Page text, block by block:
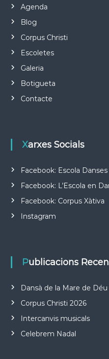
Agenda
Blog
Corpus Christi
Escoletes
Galeria
Botigueta
Contacte
Xarxes Socials
Facebook: Escola Danses
Facebook: L’Escola en
Facebook: Corpus Xàtiva
Instagram
Publicacions
Dansà de la Mare de
Corpus Christi 2026
Intercanvis musicals
Celebrem Nadal